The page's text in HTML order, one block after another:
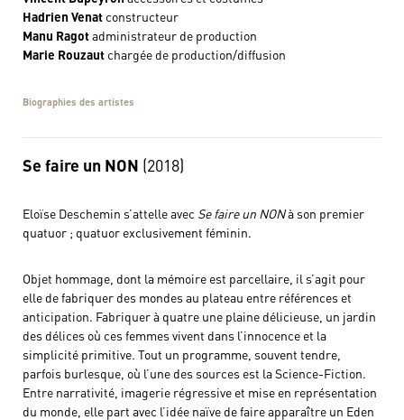
Hadrien Venat constructeur
Manu Ragotadministrateur de production
Marie Rouzaut chargée de production/diffusion
Biographies des artistes
Se faire un NON (2018)
Eloïse Deschemin s’attelle avec Se faire un NONà son premier
quatuor ; quatuor exclusivement féminin.
Objet hommage, dont la mémoire est parcellaire, il s’agit pour
elle de fabriquer des mondes au plateau entre références et
anticipation. Fabriquer à quatre une plaine délicieuse, un jardin
des délices où ces femmes vivent dans l’innocence et la
simplicité primitive. Tout un programme, souvent tendre,
parfois burlesque, où l’une des sources est la Science-Fiction.
Entre narrativité, imagerie régressive et mise en représentation
du monde, elle part avec l’idée naïve de faire apparaître un Eden